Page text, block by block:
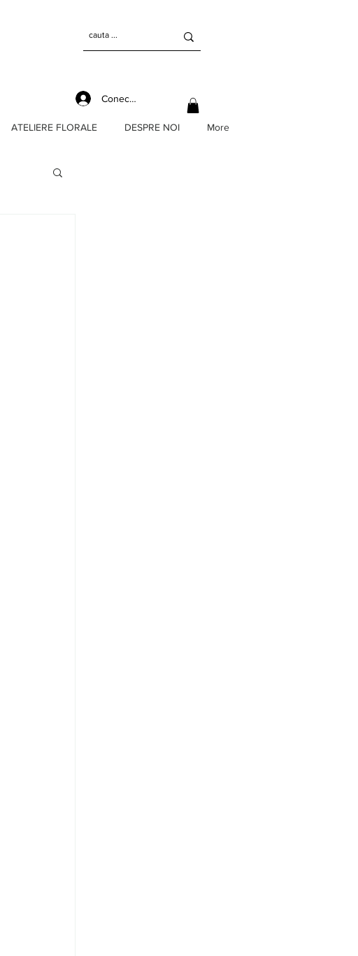
Conectează-te
ATELIERE FLORALE DESPRE NOI More